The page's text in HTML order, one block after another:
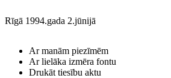
Rīgā 1994.gada 2.jūnijā
Ar manām piezīmēm
Ar lielāka izmēra fontu
Drukāt tiesību aktu